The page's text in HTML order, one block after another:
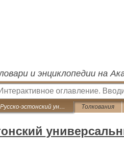
и энциклопедии на
Русско-эстонский универсальный словарь Толкования